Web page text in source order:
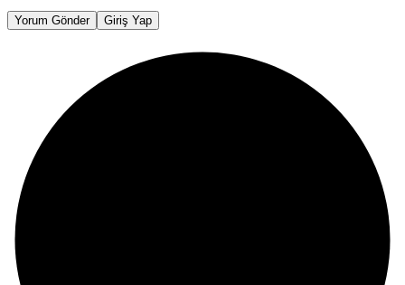
Yorum Gönder Giriş Yap